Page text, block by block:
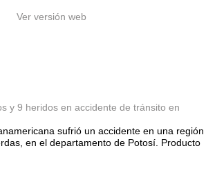
Ver versión web
y 9 heridos en accidente de tránsito en
sufrió un accidente en una región
en el departamento de Potosí. Producto